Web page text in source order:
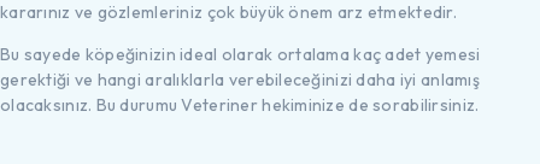
kararınız ve gözlemleriniz çok büyük önem arz etmektedir.
Bu sayede köpeğinizin ideal olarak ortalama kaç adet yemesi
gerektiği ve hangi aralıklarla verebileceğinizi daha iyi anlamış
olacaksınız. Bu durumu Veteriner hekiminize de sorabilirsiniz.